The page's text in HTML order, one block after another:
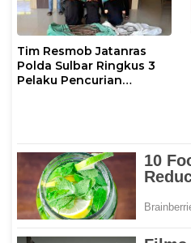
Tim Resmob Jatanras
Polda Sulbar Ringkus 3
Pelaku Pencurian